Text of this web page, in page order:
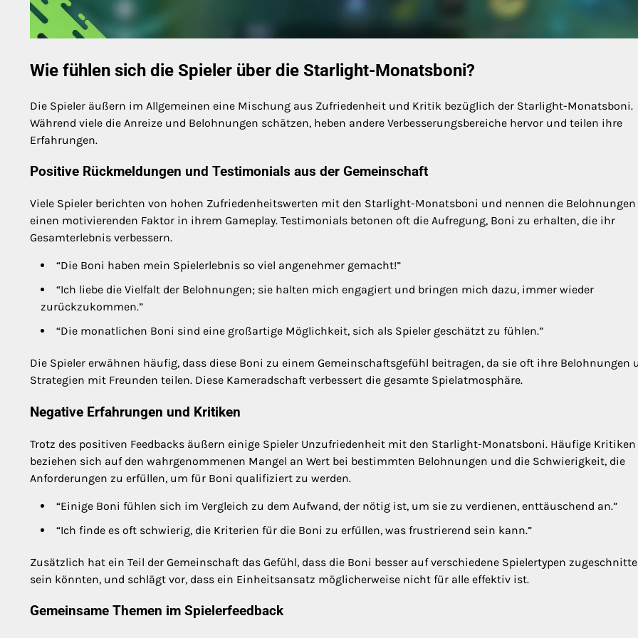
Wie fühlen sich die Spieler über die Starlight-Monatsboni?
Die Spieler äußern im Allgemeinen eine Mischung aus Zufriedenheit und Kritik bezüglich der Starlight-Monatsboni.
Während viele die Anreize und Belohnungen schätzen, heben andere Verbesserungsbereiche hervor und teilen ihre
Erfahrungen.
Positive Rückmeldungen und Testimonials aus der Gemeinschaft
Viele Spieler berichten von hohen Zufriedenheitswerten mit den Starlight-Monatsboni und nennen die Belohnungen
einen motivierenden Faktor in ihrem Gameplay. Testimonials betonen oft die Aufregung, Boni zu erhalten, die ihr
Gesamterlebnis verbessern.
“Die Boni haben mein Spielerlebnis so viel angenehmer gemacht!”
“Ich liebe die Vielfalt der Belohnungen; sie halten mich engagiert und bringen mich dazu, immer wieder
zurückzukommen.”
“Die monatlichen Boni sind eine großartige Möglichkeit, sich als Spieler geschätzt zu fühlen.”
Die Spieler erwähnen häufig, dass diese Boni zu einem Gemeinschaftsgefühl beitragen, da sie oft ihre Belohnungen
Strategien mit Freunden teilen. Diese Kameradschaft verbessert die gesamte Spielatmosphäre.
Negative Erfahrungen und Kritiken
Trotz des positiven Feedbacks äußern einige Spieler Unzufriedenheit mit den Starlight-Monatsboni. Häufige Kritiken
beziehen sich auf den wahrgenommenen Mangel an Wert bei bestimmten Belohnungen und die Schwierigkeit, die
Anforderungen zu erfüllen, um für Boni qualifiziert zu werden.
“Einige Boni fühlen sich im Vergleich zu dem Aufwand, der nötig ist, um sie zu verdienen, enttäuschend an.”
“Ich finde es oft schwierig, die Kriterien für die Boni zu erfüllen, was frustrierend sein kann.”
Zusätzlich hat ein Teil der Gemeinschaft das Gefühl, dass die Boni besser auf verschiedene Spielertypen
sein könnten, und schlägt vor, dass ein Einheitsansatz möglicherweise nicht für alle effektiv ist.
Gemeinsame Themen im Spielerfeedback